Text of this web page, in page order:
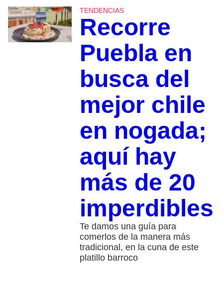
TENDENCIAS
Recorre
Puebla en
busca del
mejor chile
en nogada;
aquí hay
más de 20
imperdibles
Te damos una guía para
comerlos de la manera más
tradicional, en la cuna de este
platillo barroco